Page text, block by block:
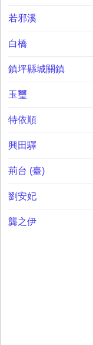
若邪溪
白橋
鎮坪縣城關鎮
玉璽
特依順
興田驛
荊台 (臺)
劉安妃
龔之伊